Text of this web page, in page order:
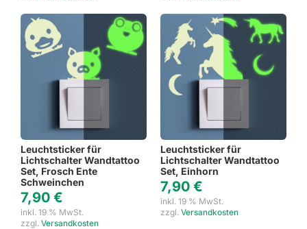
Leuchtsticker für
Lichtschalter Wandtattoo
Set, Frosch Ente
Schweinchen
7,90 €
inkl. 19 % MwSt.
zzgl. Versandkosten
Leuchtsticker für
Lichtschalter Wandtattoo
Set, Einhorn
7,90 €
inkl. 19 % MwSt.
zzgl. Versandkosten